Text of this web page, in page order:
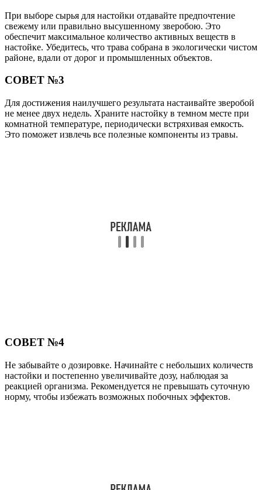
При выборе сырья для настойки отдавайте предпочтение
свежему или правильно высушенному зверобою. Это
обеспечит максимальное количество активных веществ в
настойке. Убедитесь, что трава собрана в экологически чистом
районе, вдали от дорог и промышленных объектов.
СОВЕТ №3
Для достижения наилучшего результата настаивайте зверобой
не менее двух недель. Храните настойку в темном месте при
комнатной температуре, периодически встряхивая емкость.
Это поможет извлечь все полезные компоненты из травы.
СОВЕТ №4
Не забывайте о дозировке. Начинайте с небольших количеств
настойки и постепенно увеличивайте дозу, наблюдая за
реакцией организма. Рекомендуется не превышать суточную
норму, чтобы избежать возможных побочных эффектов.